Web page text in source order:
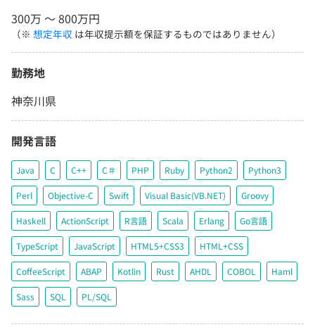
300万 〜 800万円
（※ 想定年収 は年収提示額を保証するものではありません）
勤務地
神奈川県
開発言語
Java C C++ C＃ PHP Ruby Python2 Python3
Perl Objective-C Swift Visual Basic(VB.NET) Groovy
Haskell ActionScript R言語 Scala Erlang Go言語
TypeScript JavaScript HTML5+CSS3 HTML+CSS
CoffeeScript ABAP Kotlin Rust AHDL COBOL Haml
Sass SQL PL/SQL